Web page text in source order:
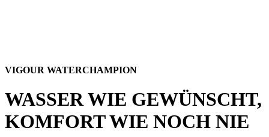
VIGOUR WATERCHAMPION
WASSER WIE GEWÜNSCHT,
KOMFORT WIE NOCH NIE